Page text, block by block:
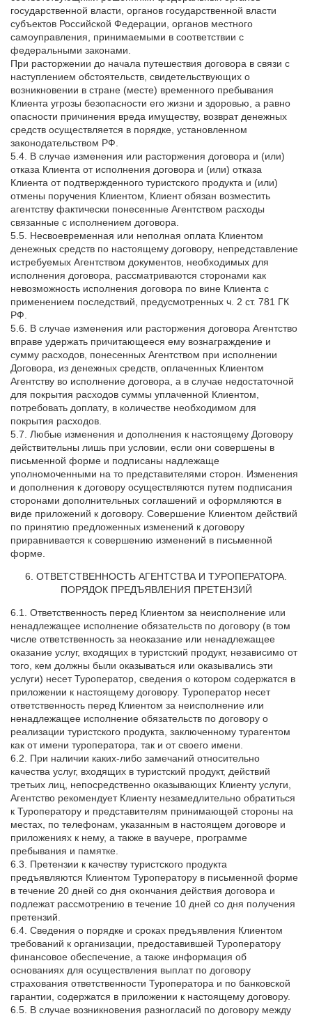
государственной власти, органов государственной власти
субъектов Российской Федерации, органов местного
самоуправления, принимаемыми в соответствии с
федеральными законами.
При расторжении до начала путешествия договора в связи с
наступлением обстоятельств, свидетельствующих о
возникновении в стране (месте) временного пребывания
Клиента угрозы безопасности его жизни и здоровью, а равно
опасности причинения вреда имуществу, возврат денежных
средств осуществляется в порядке, установленном
законодательством РФ.
5.4. В случае изменения или расторжения договора и (или)
отказа Клиента от исполнения договора и (или) отказа
Клиента от подтвержденного туристского продукта и (или)
отмены поручения Клиентом, Клиент обязан возместить
агентству фактически понесенные Агентством расходы
связанные с исполнением договора.
5.5. Несвоевременная или неполная оплата Клиентом
денежных средств по настоящему договору, непредставление
истребуемых Агентством документов, необходимых для
исполнения договора, рассматриваются сторонами как
невозможность исполнения договора по вине Клиента с
применением последствий, предусмотренных ч. 2 ст. 781 ГК
РФ.
5.6. В случае изменения или расторжения договора Агентство
вправе удержать причитающееся ему вознаграждение и
сумму расходов, понесенных Агентством при исполнении
Договора, из денежных средств, оплаченных Клиентом
Агентству во исполнение договора, а в случае недостаточной
для покрытия расходов суммы уплаченной Клиентом,
потребовать доплату, в количестве необходимом для
покрытия расходов.
5.7. Любые изменения и дополнения к настоящему Договору
действительны лишь при условии, если они совершены в
письменной форме и подписаны надлежаще
уполномоченными на то представителями сторон. Изменения
и дополнения к договору осуществляются путем подписания
сторонами дополнительных соглашений и оформляются в
виде приложений к договору. Совершение Клиентом действий
по принятию предложенных изменений к договору
приравнивается к совершению изменений в письменной
форме.
6. ОТВЕТСТВЕННОСТЬ АГЕНТСТВА И ТУРОПЕРАТОРА.
ПОРЯДОК ПРЕДЪЯВЛЕНИЯ ПРЕТЕНЗИЙ
6.1. Ответственность перед Клиентом за неисполнение или
ненадлежащее исполнение обязательств по договору (в том
числе ответственность за неоказание или ненадлежащее
оказание услуг, входящих в туристский продукт, независимо от
того, кем должны были оказываться или оказывались эти
услуги) несет Туроператор, сведения о котором содержатся в
приложении к настоящему договору. Туроператор несет
ответственность перед Клиентом за неисполнение или
ненадлежащее исполнение обязательств по договору о
реализации туристского продукта, заключенному турагентом
как от имени туроператора, так и от своего имени.
6.2. При наличии каких-либо замечаний относительно
качества услуг, входящих в туристский продукт, действий
третьих лиц, непосредственно оказывающих Клиенту услуги,
Агентство рекомендует Клиенту незамедлительно обратиться
к Туроператору и представителям принимающей стороны на
местах, по телефонам, указанным в настоящем договоре и
приложениях к нему, а также в ваучере, программе
пребывания и памятке.
6.3. Претензии к качеству туристского продукта
предъявляются Клиентом Туроператору в письменной форме
в течение 20 дней со дня окончания действия договора и
подлежат рассмотрению в течение 10 дней со дня получения
претензий.
6.4. Сведения о порядке и сроках предъявления Клиентом
требований к организации, предоставившей Туроператору
финансовое обеспечение, а также информация об
основаниях для осуществления выплат по договору
страхования ответственности Туроператора и по банковской
гарантии, содержатся в приложении к настоящему договору.
6.5. В случае возникновения разногласий по договору между